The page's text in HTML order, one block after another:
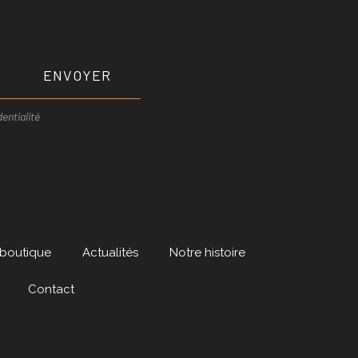
ENVOYER
Actualités Notre histoire
Contact